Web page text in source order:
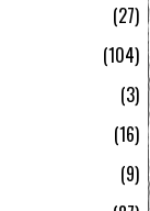
27
104
3
16
9